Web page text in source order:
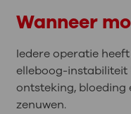
Wanneer
Iedere operatie
elleboog-instabiliteit
ontsteking, bloeding
zenuwen.